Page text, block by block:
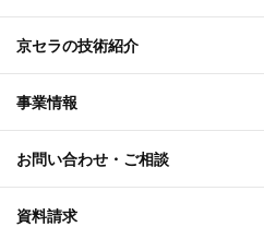
京セラの技術紹介
事業情報
お問い合わせ・ご相談
資料請求